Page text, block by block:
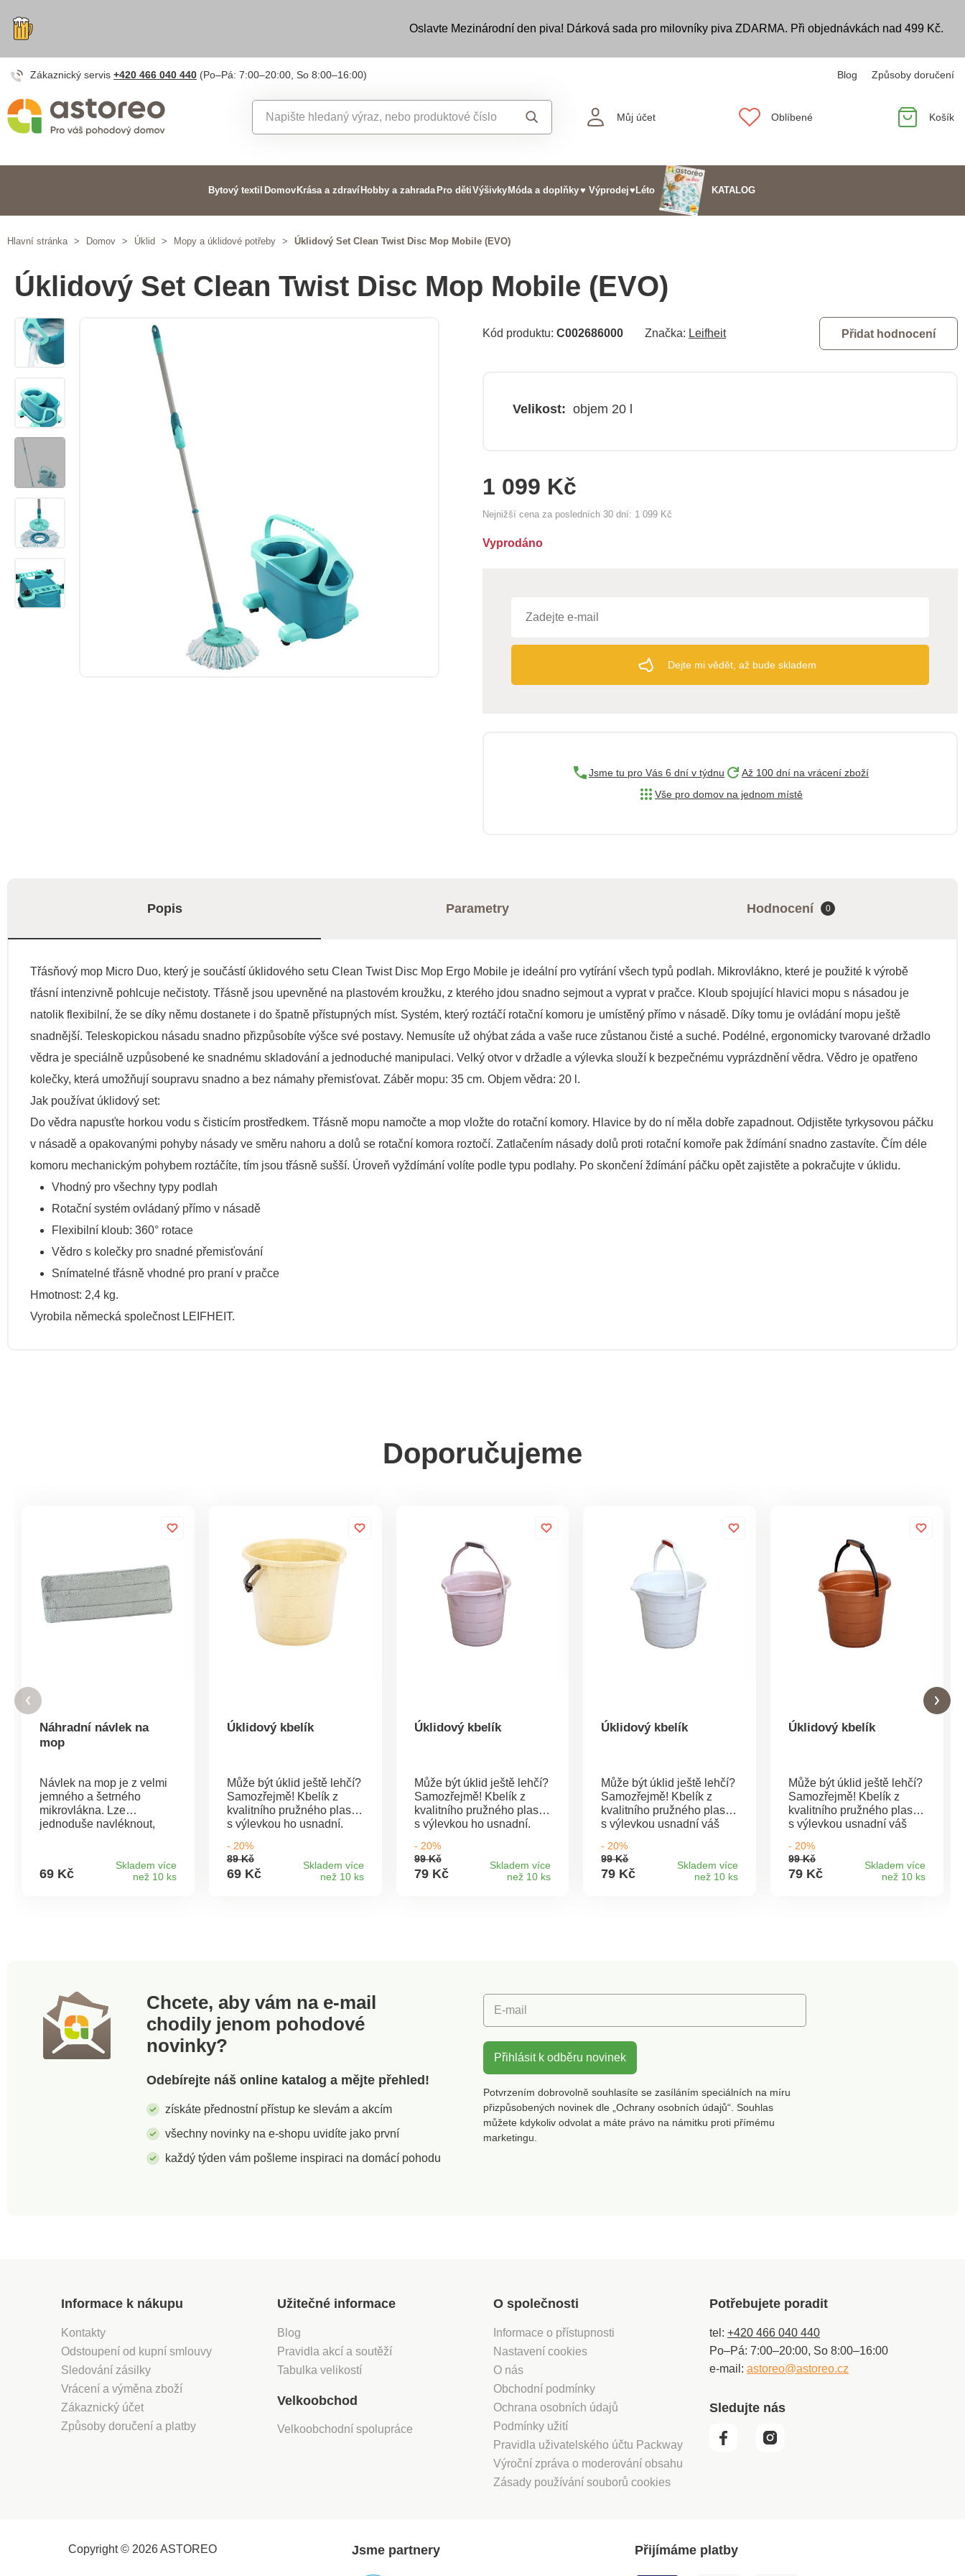
Oslavte Mezinárodní den piva! Dárková sada pro milovníky piva ZDARMA. Při objednávkách nad 499 Kč.
Zákaznický servis +420 466 040 440 (Po–Pá: 7:00–20:00, So 8:00–16:00) Blog Způsoby doručení
Můj účet Oblíbené Košík
Bytový textil Domov Krása a zdraví Hobby a zahrada Pro dětiVýšivky Móda a doplňky♥ Výprodej♥Léto KATALOG
Hlavní stránka > Domov > Úklid > Mopy a úklidové potřeby > Úklidový Set Clean Twist Disc Mop Mobile (EVO)
Úklidový Set Clean Twist Disc Mop Mobile (EVO)
Kód produktu: C002686000 Značka: Leifheit Přidat hodnocení
Velikost: objem 20 l
1 099 Kč
Nejnižší cena za posledních 30 dní: 1 099 Kč
Vyprodáno
Dejte mi vědět, až bude skladem
Jsme tu pro Vás 6 dní v týdnu
Až 100 dní na vrácení zboží
Vše pro domov na jednom místě
Popis Parametry Hodnocení 0
Třásňový mop Micro Duo, který je součástí úklidového setu Clean Twist Disc Mop Ergo Mobile je ideální pro vytírání všech typů podlah. Mikrovlákno, které je použité k výrobě
třásní intenzivně pohlcuje nečistoty. Třásně jsou upevněné na plastovém kroužku, z kterého jdou snadno sejmout a vyprat v pračce. Kloub spojující hlavici mopu s násadou je
natolik flexibilní, že se díky němu dostanete i do špatně přístupných míst. Systém, který roztáčí rotační komoru je umístěný přímo v násadě. Díky tomu je ovládání mopu ještě
snadnější. Teleskopickou násadu snadno přizpůsobíte výšce své postavy. Nemusíte už ohýbat záda a vaše ruce zůstanou čisté a suché. Podélné, ergonomicky tvarované držadlo
vědra je speciálně uzpůsobené ke snadnému skladování a jednoduché manipulaci. Velký otvor v držadle a výlevka slouží k bezpečnému vyprázdnění vědra. Vědro je opatřeno
kolečky, která umožňují soupravu snadno a bez námahy přemisťovat. Záběr mopu: 35 cm. Objem vědra: 20 l.
Jak používat úklidový set:
Do vědra napusťte horkou vodu s čisticím prostředkem. Třásně mopu namočte a mop vložte do rotační komory. Hlavice by do ní měla dobře zapadnout. Odjistěte tyrkysovou páčku
v násadě a opakovanými pohyby násady ve směru nahoru a dolů se rotační komora roztočí. Zatlačením násady dolů proti rotační komoře pak ždímání snadno zastavíte. Čím déle
komoru mechanickým pohybem roztáčíte, tím jsou třásně sušší. Úroveň vyždímání volíte podle typu podlahy. Po skončení ždímání páčku opět zajistěte a pokračujte v úklidu.
Vhodný pro všechny typy podlah
Rotační systém ovládaný přímo v násadě
Flexibilní kloub: 360° rotace
Vědro s kolečky pro snadné přemisťování
Snímatelné třásně vhodné pro praní v pračce
Hmotnost: 2,4 kg.
Vyrobila německá společnost LEIFHEIT.
Doporučujeme
Náhradní návlek na
mop
Návlek na mop je z velmi
jemného a šetrného
mikrovlákna. Lze
jednoduše navléknout,
typům podlah je jemný a
69 Kč
Skladem více
než 10 ks
Úklidový kbelík
Může být úklid ještě lehčí?
Samozřejmě! Kbelík z
kvalitního pružného plastu
s výlevkou ho usnadní.
manipulaci je ve spodní
části úchytka, kterou
oceníte zejména při
- 20%
89 Kč
69 Kč
Skladem více
než 10 ks
Úklidový kbelík
Může být úklid ještě lehčí?
Samozřejmě! Kbelík z
kvalitního pružného plastu
s výlevkou ho usnadní.
lepší manipulaci je ve
spodní části úchytka,
kterou oceníte zejména při
- 20%
99 Kč
79 Kč
Skladem více
než 10 ks
Úklidový kbelík
Může být úklid ještě lehčí?
Samozřejmě! Kbelík z
kvalitního pružného plastu
s výlevkou usnadní váš
manipulaci je ve spodní
části úchytka, kterou
oceníte zejména při
- 20%
99 Kč
79 Kč
Skladem více
než 10 ks
Úklidový kbelík
Může být úklid ještě lehčí?
Samozřejmě! Kbelík z
kvalitního pružného plastu
s výlevkou usnadní váš
manipulaci je ve spodní
části úchytka, kterou
oceníte zejména při
- 20%
99 Kč
79 Kč
Skladem více
než 10 ks
Chcete, aby vám na e-mail
chodily jenom pohodové
novinky?
Odebírejte náš online katalog a mějte přehled!
získáte přednostní přístup ke slevám a akcím
všechny novinky na e-shopu uvidíte jako první
každý týden vám pošleme inspiraci na domácí pohodu
E-mail
Přihlásit k odběru novinek
Potvrzením dobrovolně souhlasíte se zasíláním speciálních na míru
přizpůsobených novinek dle „Ochrany osobních údajů“. Souhlas
můžete kdykoliv odvolat a máte právo na námitku proti přímému
marketingu.
Informace k nákupu
Kontakty
Odstoupení od kupní smlouvy
Sledování zásilky
Vrácení a výměna zboží
Zákaznický účet
Způsoby doručení a platby
Užitečné informace
Blog
Pravidla akcí a soutěží
Tabulka velikostí
Velkoobchod
Velkoobchodní spolupráce
O společnosti
Informace o přístupnosti
Nastavení cookies
O nás
Obchodní podmínky
Ochrana osobních údajů
Podmínky užití
Pravidla uživatelského účtu Packway
Výroční zpráva o moderování obsahu
Zásady používání souborů cookies
Potřebujete poradit
tel: +420 466 040 440
Po–Pá: 7:00–20:00, So 8:00–16:00
e-mail: astoreo@astoreo.cz
Sledujte nás
Copyright © 2026 ASTOREO Jsme partnery Přijímáme platby